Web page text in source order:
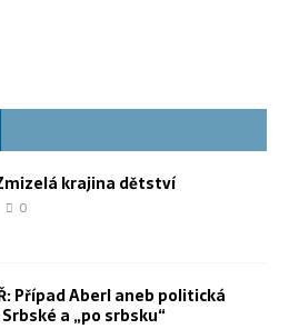
Zmizelá krajina dětství
0
Případ Aberl aneb politická
a „po srbsku“